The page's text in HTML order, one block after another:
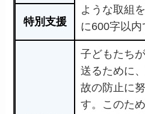
ような取組
に600字以内
特別支援
子どもたち
送るために
故の防止に
す。このた